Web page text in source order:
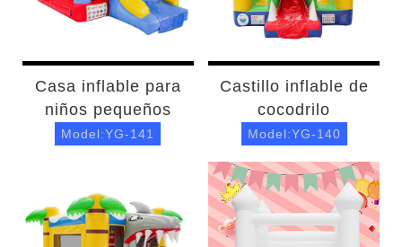
Casa inflable para
niños pequeños
Model:YG-141
Castillo inflable de
cocodrilo
Model:YG-140